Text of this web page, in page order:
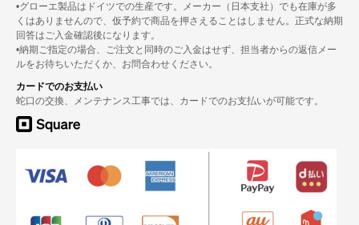
•グローエ製品はドイツでの生産です。メーカー（日本支社）でも在庫が多
くはありませんので、仮予約で商品を押さえることはしません。正式な納期
回答はご入金確認後になります。
•納期ご指定の場合、ご注文と同時のご入金はせず、担当者からの返信メー
ルをお待ちいただくか、お問合わせください。
カードでのお支払い
蛇口の交換、メンテナンス工事では、カードでのお支払いが可能です。